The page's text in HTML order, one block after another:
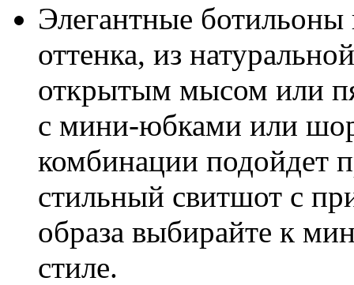
Элегантные
оттенка, из
открытым мысом или
с мини-юбками или
комбинации подойдет
стильный свитшот с
образа выбирайте к
стиле.